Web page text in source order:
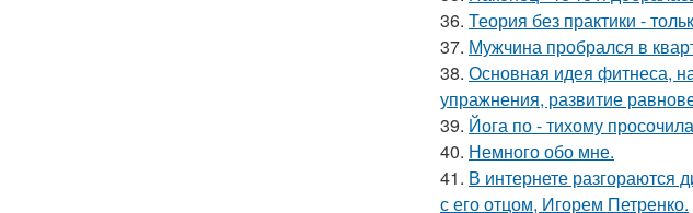
36. Теория без практики -
37. Мужчина пробрался в
38. Основная идея фитнеса,
упражнения, развитие
39. Йога по - тихому
40. Немного обо мне.
41. В интернете разгораются
с его отцом, Игорем Петренко.